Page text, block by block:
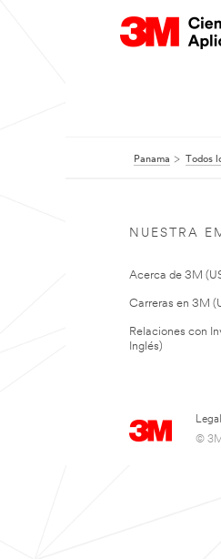
Panama Todos
NUESTRA
Acerca de 3M
Carreras en 3M
Relaciones con
Inglés)
©